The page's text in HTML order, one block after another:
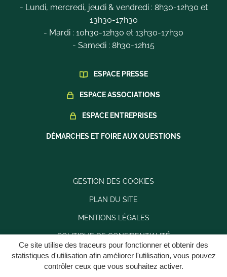
Ce site utilise des traceurs pour fonctionner et obtenir des
statistiques d'utilisation afin améliorer l'utilisation, vous pouvez
contrôler ceux que vous souhaitez activer.
- Lundi, mercredi, jeudi & vendredi : 8h30-12h30 et
13h30-17h30
- Mardi : 10h30-12h30 et 13h30-17h30
- Samedi : 8h30-12h15
ESPACE PRESSE
ESPACE ASSOCIATIONS
ESPACE ENTREPRISES
DÉMARCHES ET FOIRE AUX QUESTIONS
GESTION DES COOKIES
PLAN DU SITE
MENTIONS LÉGALES
POLITIQUE DE CONFIDENTIALITÉ
ACCESSIBILITÉ : PARTIELLEMENT CONFORME